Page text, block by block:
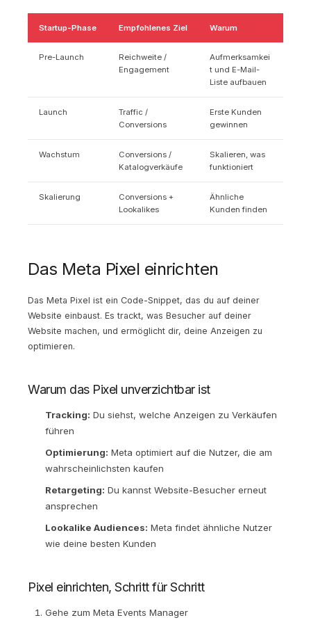
Startup-Phase Empfohlenes Ziel Warum
Pre-Launch
Reichweite /
Engagement
Aufmerksamkei
t und E-Mail-
Liste aufbauen
Launch
Traffic /
Conversions
Erste Kunden
gewinnen
Wachstum
Conversions /
Katalogverkäufe
Skalieren, was
funktioniert
Skalierung
Conversions +
Lookalikes
Ähnliche
Kunden finden
Das Meta Pixel einrichten
Das Meta Pixel ist ein Code-Snippet, das du auf deiner
Website einbaust. Es trackt, was Besucher auf deiner
Website machen, und ermöglicht dir, deine Anzeigen zu
optimieren.
Warum das Pixel unverzichtbar ist
Tracking: Du siehst, welche Anzeigen zu Verkäufen
führen
Optimierung: Meta optimiert auf die Nutzer, die am
wahrscheinlichsten kaufen
Retargeting: Du kannst Website-Besucher erneut
ansprechen
Lookalike Audiences: Meta findet ähnliche Nutzer
wie deine besten Kunden
Pixel einrichten, Schritt für Schritt
Gehe zum Meta Events Manager